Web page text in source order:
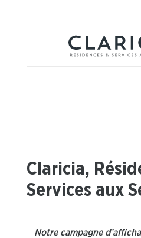
Claricia,
Services aux
Notre campagne